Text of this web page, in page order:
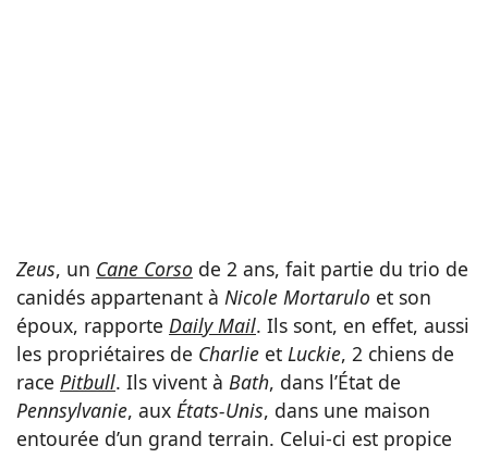
Zeus, un Cane Corso de 2 ans, fait partie du trio de
canidés appartenant à Nicole Mortarulo et son
époux, rapporte Daily Mail. Ils sont, en effet, aussi
les propriétaires de Charlie et Luckie, 2 chiens de
race Pitbull. Ils vivent à Bath, dans l’État de
Pennsylvanie, aux États-Unis, dans une maison
entourée d’un grand terrain. Celui-ci est propice